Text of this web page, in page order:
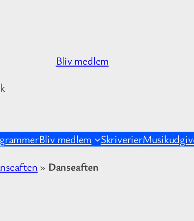
Bliv medlem
Bliv medlem Skriverier
» Danseaften